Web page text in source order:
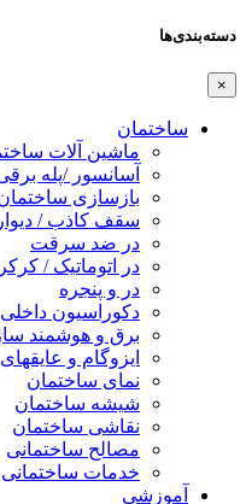
دسته‌بندی‌ها
×
ساختمان
ماشین آلات
آسانسور /پله برقی
بازسازی
سقف کاذب /
در ضد سرقت
در اتوماتیک /
در و پنجره
دکوراسیون داخلی
برق و هوشمند
ایزوگام و
نمای ساختمان
شیشه ساختمان
نقاشی ساختمان
مصالح ساختمانی
خدمات ساختمانی
آموزشی